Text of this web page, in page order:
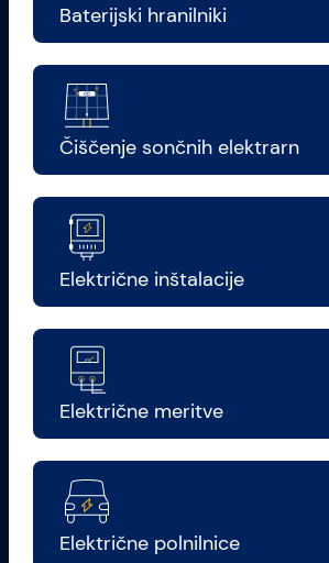
Baterijski hranilniki
Čiščenje sončnih elektrarn
Električne inštalacije
Električne meritve
Električne polnilnice